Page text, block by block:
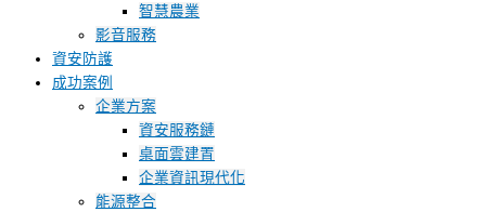
智慧農業
影音服務
資安防護
成功案例
企業方案
資安服務鏈
桌面雲建置
企業資訊現代化
能源整合